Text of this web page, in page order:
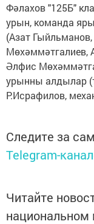
Фәлахов "125Б"
урын, команда
(Азат
Мөхәммәтгалиев,
Әлфис
урынны алдылар
Р.Исрафилов,
Следите за
Telegram-
Читайте